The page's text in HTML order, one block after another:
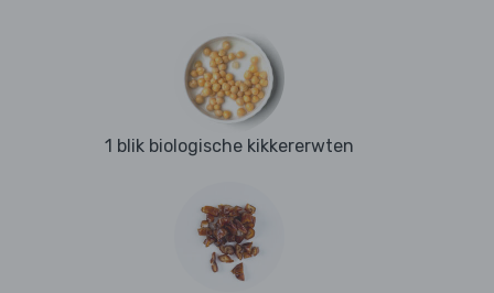
1 blik biologische kikkererwten